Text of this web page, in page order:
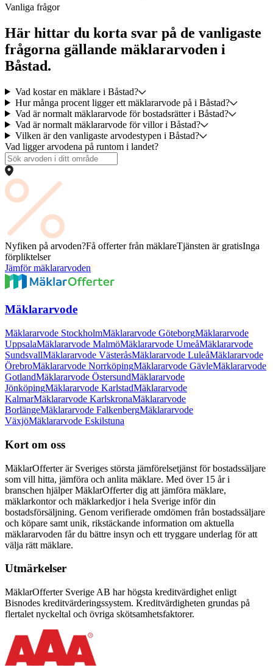
Vanliga frågor
Här hittar du korta svar på de vanligaste
frågorna gällande mäklararvoden i
Båstad.
Vad kostar en mäklare i Båstad?
Hur många procent ligger ett mäklararvode på i Båstad?
Vad är normalt mäklararvode för bostadsrätter i Båstad?
Vad är normalt mäklararvode för villor i Båstad?
Vilken är den vanligaste arvodestypen i Båstad?
Vad ligger arvodena på runtom i landet?
Nyfiken på arvoden?Få offerter från mäklareTjänsten är gratisInga
förpliktelser
Jämför mäklararvoden
Mäklararvode
Mäklararvode StockholmMäklararvode GöteborgMäklararvode
UppsalaMäklararvode MalmöMäklararvode UmeåMäklararvode
SundsvallMäklararvode VästeråsMäklararvode LuleåMäklararvode
ÖrebroMäklararvode NorrköpingMäklararvode GävleMäklararvode
GotlandMäklararvode ÖstersundMäklararvode
JönköpingMäklararvode KarlstadMäklararvode
KalmarMäklararvode KarlskronaMäklararvode
BorlängeMäklararvode FalkenbergMäklararvode
VäxjöMäklararvode Eskilstuna
Kort om oss
MäklarOfferter är Sveriges största jämförelsetjänst för bostadssäljare
som vill hitta, jämföra och anlita mäklare. Med över 15 år i
branschen hjälper MäklarOfferter dig att jämföra mäklare,
mäklarkontor och mäklarkedjor i hela Sverige inför din
bostadsförsäljning. Genom verifierade omdömen från bostadssäljare
och köpare samt unik, rikstäckande information om aktuella
mäklararvoden får du bättre insyn och ett tryggare underlag för att
välja rätt mäklare.
Utmärkelser
MäklarOfferter Sverige AB har högsta kreditvärdighet enligt
Bisnodes kreditvärderingssystem. Kreditvärdigheten grundas på
flertalet nyckeltal och övriga skötsamhetsfaktorer.